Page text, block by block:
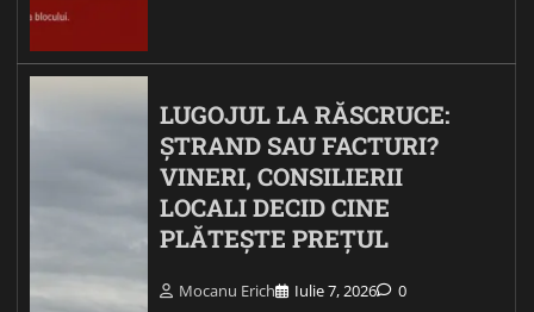
LUGOJUL LA RĂSCRUCE:
ȘTRAND SAU FACTURI?
VINERI, CONSILIERII
LOCALI DECID CINE
PLĂTEȘTE PREȚUL
Mocanu Erich Iulie 7, 2026 0